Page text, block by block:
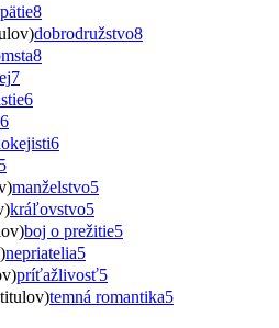
8
dobrodružstvo8
8
7
6
6
6
5
manželstvo5
kráľovstvo5
boj o prežitie5
nepriatelia5
príťažlivosť5
temná romantika5